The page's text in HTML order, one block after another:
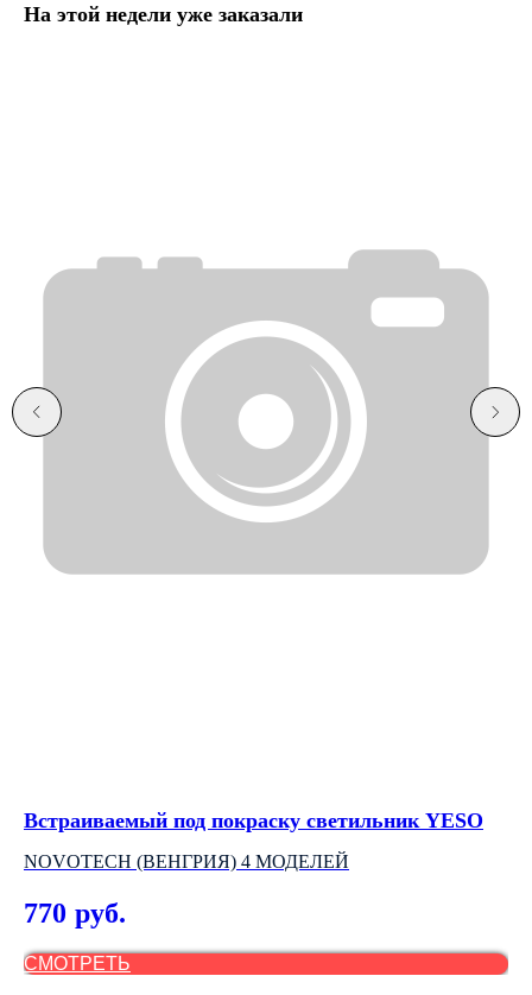
На этой недели уже заказали
Встраиваемый под покраску светильник YESO
NOVOTECH (ВЕНГРИЯ) 4 МОДЕЛЕЙ
770 руб.
СМОТРЕТЬ